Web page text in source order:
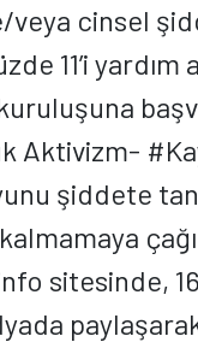
veya cinsel
11’i
Aktivizm-
şiddete
sitesinde,